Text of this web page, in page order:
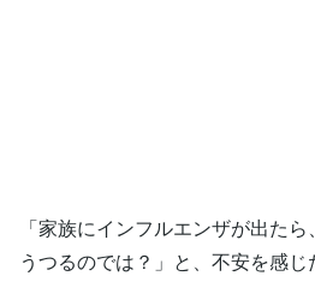
「家族にインフルエンザが出た
うつるのでは？」と、不安を感じ